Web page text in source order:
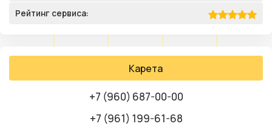
Рейтинг сервиса:
Карета
+7 (960) 687-00-00
+7 (961) 199-61-68